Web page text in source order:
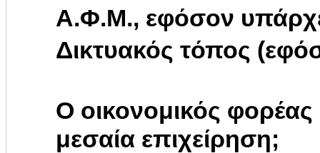
Α.Φ.Μ., εφόσον
Δικτυακός τόπος
Ο οικονομικός φορέας
μεσαία επιχείρηση;